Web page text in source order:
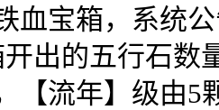
血宝箱，系统
出的五行石数
【流年】级由5